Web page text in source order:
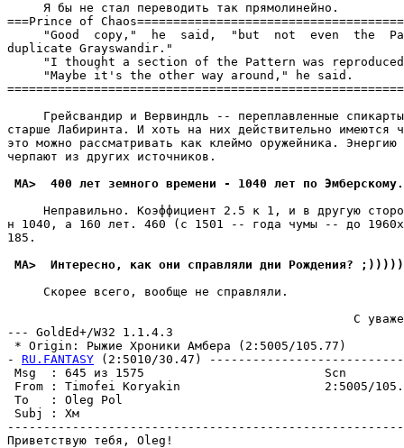
     Я бы не стал переводить так прямолинейно.
===Prince of
"Good  copy,"  he  said,  "but  not  even  the
duplicate Grayswandir."
"I thought a section of the Pattern was
     "Maybe it's the other way around," he said.
Грейсвандир и Вервиндль -- переплавленные
старше Лабиринта. И хоть на них действительно имеются
это можно рассматривать как клеймо оружейника. Энергию
черпают из других источников.
MA>  400 лет земного времени - 1040 лет по
Hеправильно. Коэффициент 2.5 к 1, и в другую
н 1040, а 160 лет. 460 (с 1501 -- года чумы -- до
185.
MA>  Интересно, как они справляли дни Рождения?
     Скорее всего, вообще не справляли.
С
--- GoldEd+/W32 1.1.4.3
* Origin: Рыжие Хроники Амбера (2:5005/105.77)
- RU.FANTASY (2:5010/30.47)
Msg  : 645 из 1575
From : Timofei Koryakin                    2:5005/
To   : Oleg Pol
Subj :
Приветствую тебя, Oleg!